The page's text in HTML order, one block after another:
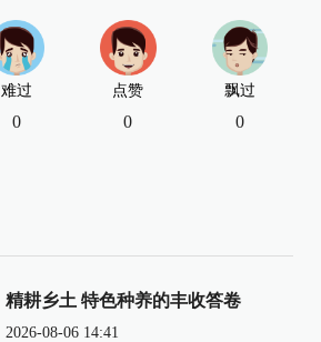
难过
0
点赞
0
飘过
0
精耕乡土 特色种养的丰收答卷
2026-08-06 14:41